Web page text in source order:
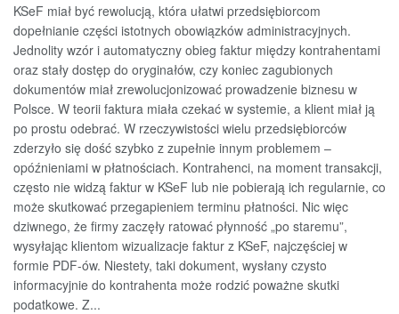
KSeF miał być rewolucją, która ułatwi przedsiębiorcom
dopełnianie części istotnych obowiązków administracyjnych.
Jednolity wzór i automatyczny obieg faktur między kontrahentami
oraz stały dostęp do oryginałów, czy koniec zagubionych
dokumentów miał zrewolucjonizować prowadzenie biznesu w
Polsce. W teorii faktura miała czekać w systemie, a klient miał ją
po prostu odebrać. W rzeczywistości wielu przedsiębiorców
zderzyło się dość szybko z zupełnie innym problemem –
opóźnieniami w płatnościach. Kontrahenci, na moment transakcji,
często nie widzą faktur w KSeF lub nie pobierają ich regularnie, co
może skutkować przegapieniem terminu płatności. Nic więc
dziwnego, że firmy zaczęły ratować płynność „po staremu”,
wysyłając klientom wizualizacje faktur z KSeF, najczęściej w
formie PDF-ów. Niestety, taki dokument, wysłany czysto
informacyjnie do kontrahenta może rodzić poważne skutki
podatkowe. Z...